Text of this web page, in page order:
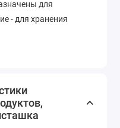
для
- для хранения